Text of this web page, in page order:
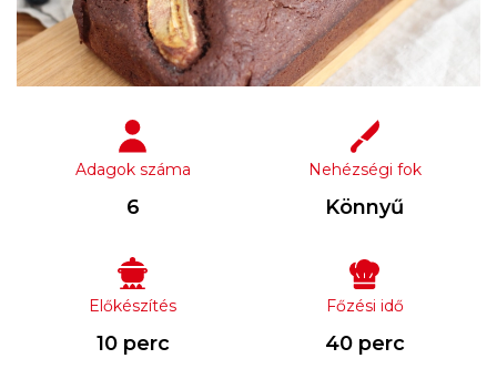
Adagok száma
6
Nehézségi fok
Könnyű
Előkészítés
10 perc
Főzési idő
40 perc